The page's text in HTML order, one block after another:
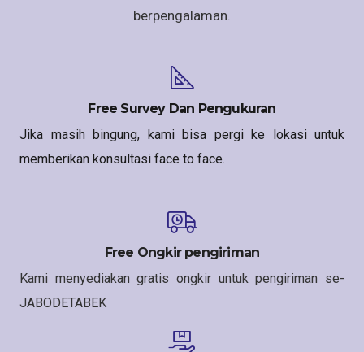
berpengalaman.
Free Survey Dan Pengukuran
Jika masih bingung, kami bisa pergi ke lokasi untuk
memberikan konsultasi face to face.
Free Ongkir pengiriman
Kami menyediakan gratis ongkir untuk pengiriman se-
JABODETABEK